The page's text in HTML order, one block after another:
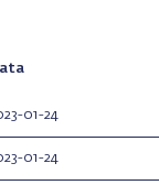
01-24
01-24